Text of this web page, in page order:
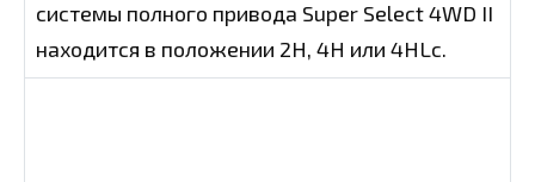
системы полного привода Super Select 4WD II
находится в положении 2H, 4H или 4HLc.